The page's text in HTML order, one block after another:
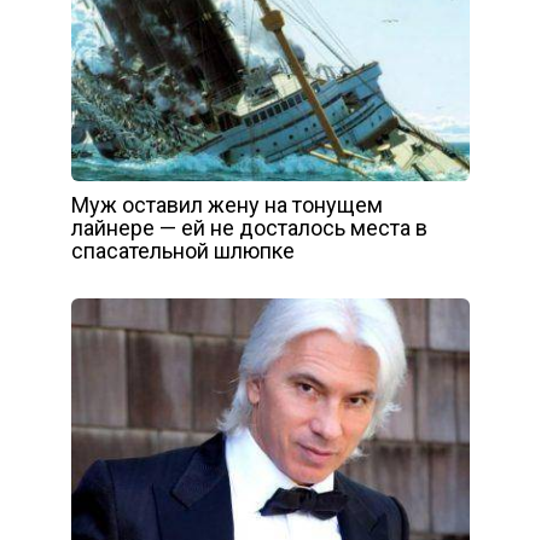
Муж оставил жену на тонущем
лайнере — ей не досталось места в
спасательной шлюпке